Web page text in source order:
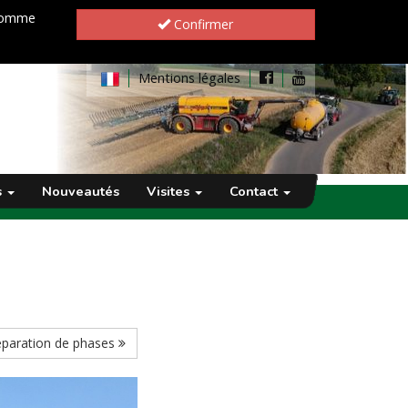
Confirmer
Mentions légales
Nouveautés Visites Contact
de phases